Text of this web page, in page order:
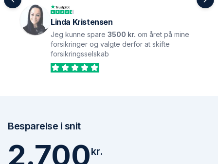
Linda Kristensen
Jeg kunne spare 3500 kr. om året på mine
forsikringer og valgte derfor at skifte
forsikringsselskab
Besparelse i snit
2.700kr.